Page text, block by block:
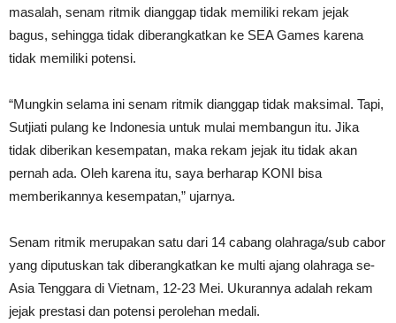
masalah, senam ritmik dianggap tidak memiliki rekam jejak
bagus, sehingga tidak diberangkatkan ke SEA Games karena
tidak memiliki potensi.
“Mungkin selama ini senam ritmik dianggap tidak maksimal. Tapi,
Sutjiati pulang ke Indonesia untuk mulai membangun itu. Jika
tidak diberikan kesempatan, maka rekam jejak itu tidak akan
pernah ada. Oleh karena itu, saya berharap KONI bisa
memberikannya kesempatan,” ujarnya.
Senam ritmik merupakan satu dari 14 cabang olahraga/sub cabor
yang diputuskan tak diberangkatkan ke multi ajang olahraga se-
Asia Tenggara di Vietnam, 12-23 Mei. Ukurannya adalah rekam
jejak prestasi dan potensi perolehan medali.